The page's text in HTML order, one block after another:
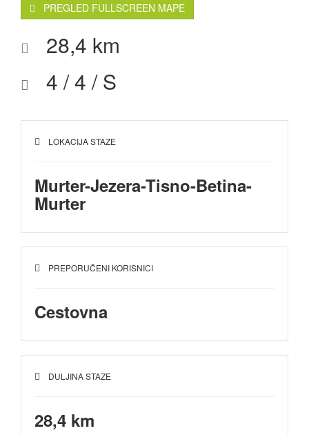
PREGLED FULLSCREEN MAPE
28,4 km
4 /4 /S
LOKACIJA STAZE
Murter-Jezera-Tisno-Betina-
Murter
PREPORUČENI KORISNICI
Cestovna
DULJINA STAZE
28,4 km